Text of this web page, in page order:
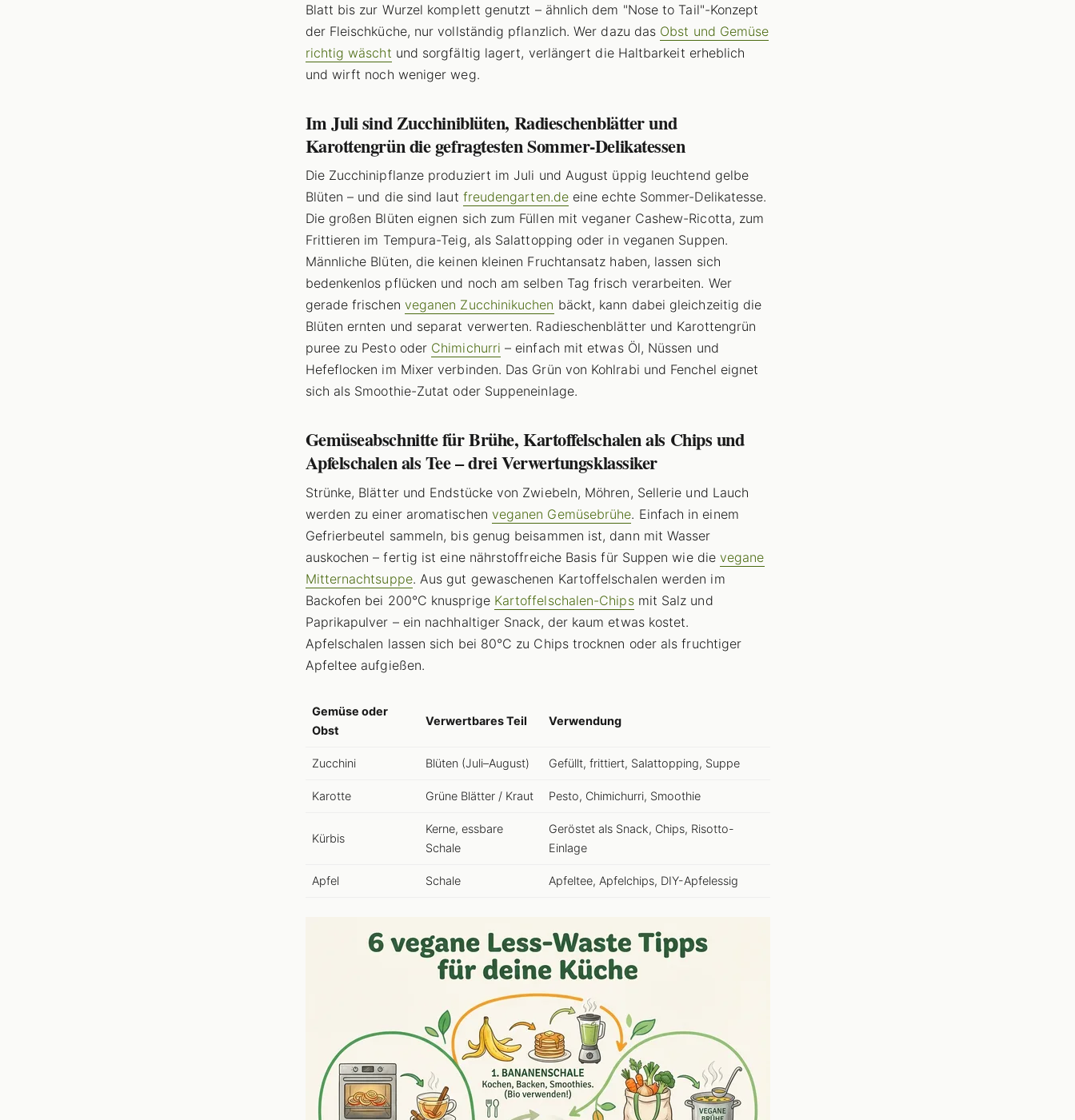
Blatt bis zur Wurzel komplett genutzt – ähnlich dem "Nose to Tail"-Konzept
der Fleischküche, nur vollständig pflanzlich. Wer dazu das Obst und Gemüse
richtig wäscht und sorgfältig lagert, verlängert die Haltbarkeit erheblich
und wirft noch weniger weg.
Im Juli sind Zucchiniblüten, Radieschenblätter und
Karottengrün die gefragtesten Sommer-Delikatessen
Die Zucchinipflanze produziert im Juli und August üppig leuchtend gelbe
Blüten – und die sind laut freudengarten.deeine echte Sommer-Delikatesse.
Die großen Blüten eignen sich zum Füllen mit veganer Cashew-Ricotta, zum
Frittieren im Tempura-Teig, als Salattopping oder in veganen Suppen.
Männliche Blüten, die keinen kleinen Fruchtansatz haben, lassen sich
bedenkenlos pflücken und noch am selben Tag frisch verarbeiten. Wer
gerade frischen veganen Zucchinikuchen bäckt, kann dabei gleichzeitig die
Blüten ernten und separat verwerten. Radieschenblätter und Karottengrün
puree zu Pesto oder Chimichurri – einfach mit etwas Öl, Nüssen und
Hefeflocken im Mixer verbinden. Das Grün von Kohlrabi und Fenchel eignet
sich als Smoothie-Zutat oder Suppeneinlage.
Gemüseabschnitte für Brühe, Kartoffelschalen als Chips und
Apfelschalen als Tee – drei Verwertungsklassiker
Strünke, Blätter und Endstücke von Zwiebeln, Möhren, Sellerie und Lauch
werden zu einer aromatischen veganen Gemüsebrühe. Einfach in einem
Gefrierbeutel sammeln, bis genug beisammen ist, dann mit Wasser
auskochen – fertig ist eine nährstoffreiche Basis für Suppen wie dievegane
Mitternachtsuppe. Aus gut gewaschenen Kartoffelschalen werden im
Backofen bei 200°C knusprige Kartoffelschalen-Chipsmit Salz und
Paprikapulver – ein nachhaltiger Snack, der kaum etwas kostet.
Apfelschalen lassen sich bei 80°C zu Chips trocknen oder als fruchtiger
Apfeltee aufgießen.
Gemüse oder
Obst
Verwertbares Teil Verwendung
Zucchini Blüten (Juli–August) Gefüllt, frittiert, Salattopping, Suppe
Karotte Grüne Blätter / Kraut Pesto, Chimichurri, Smoothie
Kürbis
Kerne, essbare
Schale
Geröstet als Snack, Chips, Risotto-
Einlage
Apfel Schale Apfeltee, Apfelchips, DIY-Apfelessig